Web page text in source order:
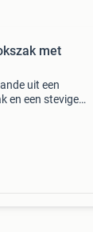
met
uit een
en een stevige